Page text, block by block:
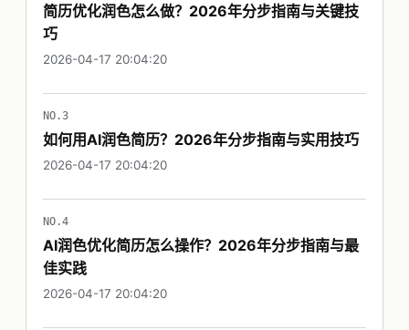
简历优化润色怎么做？2026年分步指南与关键技
巧
2026-04-17 20:04:20
NO.3
如何用AI润色简历？2026年分步指南与实用技巧
2026-04-17 20:04:20
NO.4
AI润色优化简历怎么操作？2026年分步指南与最
佳实践
2026-04-17 20:04:20